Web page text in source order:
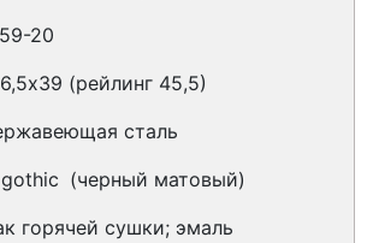
20
(рейлинг 45,5)
сталь
(черный матовый)
горячей сушки; эмаль